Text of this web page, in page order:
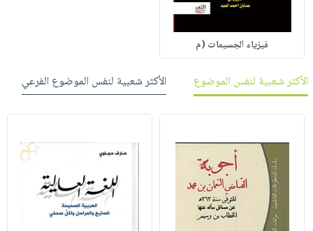
فيزياء الجسيمات (م
الأكثر شعبية لنفس الموضوع الأكثر شعبية لنفس الموضوع الفرعي